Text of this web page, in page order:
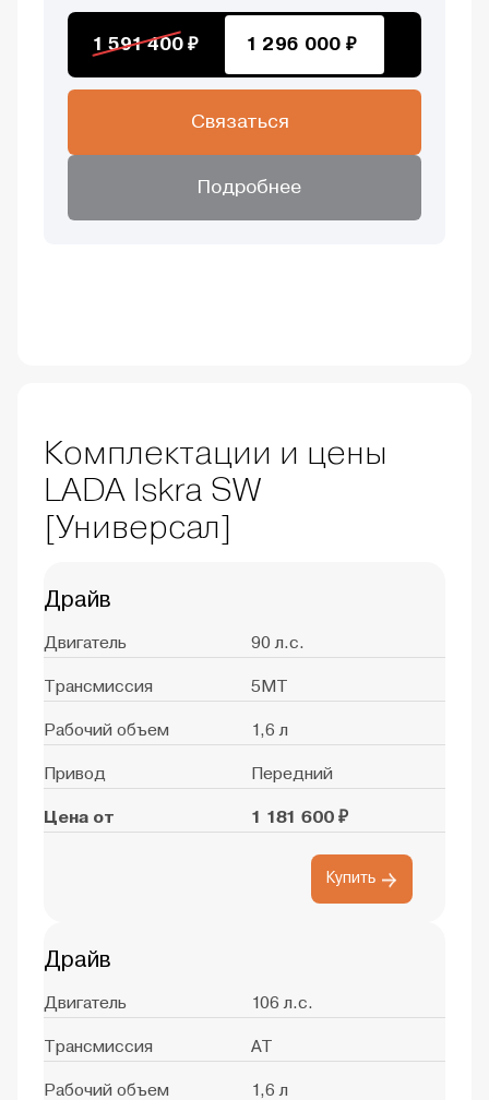
1 591 400 ₽ 1 296 000 ₽
Связаться
Подробнее
Комплектации и цены
LADA Iskra SW
[Универсал]
Драйв
Двигатель 90 л.с.
Трансмиссия 5MT
Рабочий объем 1,6 л
Привод Передний
Цена от 1 181 600 ₽
Купить
Драйв
Двигатель 106 л.с.
Трансмиссия AT
Рабочий объем 1,6 л